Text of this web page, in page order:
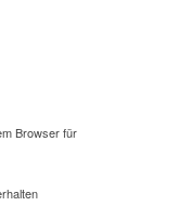
Browser für